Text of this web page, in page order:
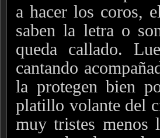
a hacer los coros,
saben la letra o
queda callado.
cantando
la protegen bien
platillo volante del
muy tristes menos